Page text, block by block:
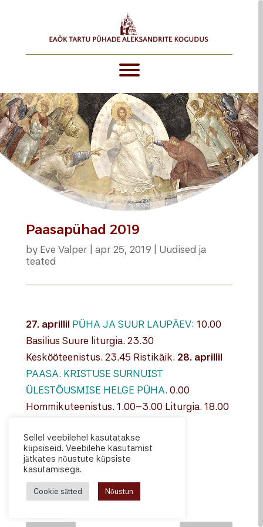
Paasapühad 2019
by Eve Valper apr 25, 2019
Uudised ja
teated
2​7. aprillil PÜHA JA SUUR LAUPÄEV: 10.00
Basilius Suure liturgia. 23.30
Keskööteenistus. 23.45 Ristikäik. 28. aprillil
PAASA. KRISTUSE SURNUIST
ÜLESTÕUSMISE HELGE PÜHA. 0.00
Hommikuteenistus. 1.00–3.00 Liturgia. 18.00
PAASANÄDALA ESMASPÄEV ​9.00
Paasaliturgia
Sellel veebilehel kasutatakse
küpsiseid. Veebilehe kasutamist
jätkates nõustute küpsiste
kasutamisega.
Cookie sätted Nõustun